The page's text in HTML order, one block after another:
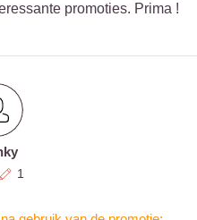
promoties. Prima !
1